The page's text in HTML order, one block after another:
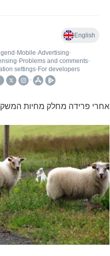
אחרי פרידה מחלק מחיות המשק